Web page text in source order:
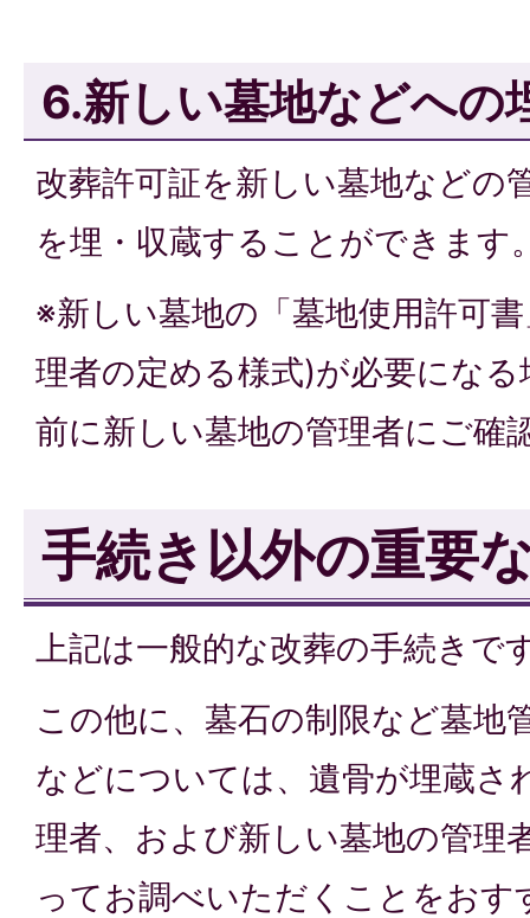
6.新しい墓地などへの
改葬許可証を新しい墓地などの
を埋・収蔵することができます
※新しい墓地の「墓地使用許可
理者の定める様式)が必要にな
前に新しい墓地の管理者にご確
手続き以外の重要
上記は一般的な改葬の手続きで
この他に、墓石の制限など墓地
などについては、遺骨が埋蔵さ
理者、および新しい墓地の管理
ってお調べいただくことをおす